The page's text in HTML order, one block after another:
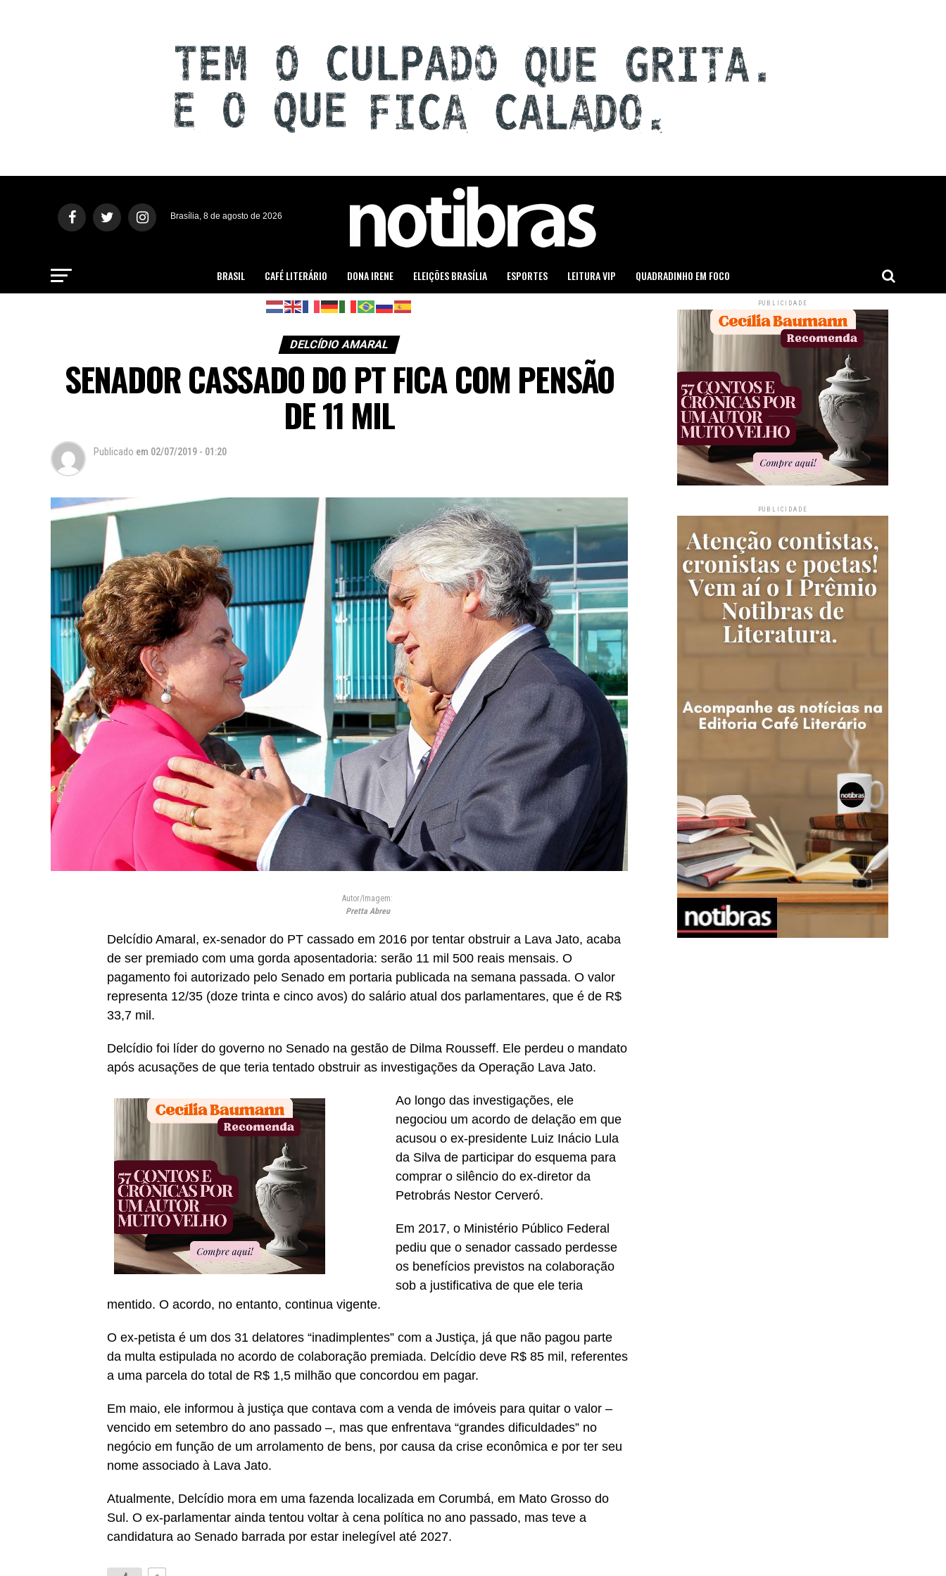
Brasília, 8 de agosto de 2026
BRASIL CAFÉ LITERÁRIO DONA IRENE ELEIÇÕES BRASÍLIA ESPORTES LEITURA VIP QUADRADINHO EM FOCO
DELCÍDIO AMARAL
SENADOR CASSADO DO PT FICA COM PENSÃO
DE 11 MIL
Publicado em 02/07/2019 - 01:20
Autor/Imagem:
Pretta Abreu
Delcídio Amaral, ex-senador do PT cassado em 2016 por tentar obstruir a Lava Jato, acaba
de ser premiado com uma gorda aposentadoria: serão 11 mil 500 reais mensais. O
pagamento foi autorizado pelo Senado em portaria publicada na semana passada. O valor
representa 12/35 (doze trinta e cinco avos) do salário atual dos parlamentares, que é de R$
33,7 mil.
Delcídio foi líder do governo no Senado na gestão de Dilma Rousseff. Ele perdeu o mandato
após acusações de que teria tentado obstruir as investigações da Operação Lava Jato.
Ao longo das investigações, ele
negociou um acordo de delação em que
acusou o ex-presidente Luiz Inácio Lula
da Silva de participar do esquema para
comprar o silêncio do ex-diretor da
Petrobrás Nestor Cerveró.
Em 2017, o Ministério Público Federal
pediu que o senador cassado perdesse
os benefícios previstos na colaboração
sob a justificativa de que ele teria
mentido. O acordo, no entanto, continua vigente.
O ex-petista é um dos 31 delatores “inadimplentes” com a Justiça, já que não pagou parte
da multa estipulada no acordo de colaboração premiada. Delcídio deve R$ 85 mil, referentes
a uma parcela do total de R$ 1,5 milhão que concordou em pagar.
Em maio, ele informou à justiça que contava com a venda de imóveis para quitar o valor –
vencido em setembro do ano passado –, mas que enfrentava “grandes dificuldades” no
negócio em função de um arrolamento de bens, por causa da crise econômica e por ter seu
nome associado à Lava Jato.
Atualmente, Delcídio mora em uma fazenda localizada em Corumbá, em Mato Grosso do
Sul. O ex-parlamentar ainda tentou voltar à cena política no ano passado, mas teve a
candidatura ao Senado barrada por estar inelegível até 2027.
PUBLICIDADE
PUBLICIDADE